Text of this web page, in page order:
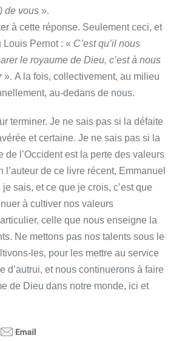
de vous ».
à cette réponse. Seulement ceci, et
Louis Pernot : « C’est qu’il nous
le royaume de Dieu, c’est à nous
». A la fois, collectivement, au milieu
au-dedans de nous.
terminer. Je ne sais pas si la défaite
et certaine. Je ne sais pas si la
de l’Occident est la perte des valeurs
l’auteur de ce livre récent, Emmanuel
sais, et ce que je crois, c’est que
à cultiver nos valeurs
celle que nous enseigne la
Ne mettons pas nos talents sous le
les, pour les mettre au service
d’autrui, et nous continuerons à faire
de Dieu dans notre monde, ici et